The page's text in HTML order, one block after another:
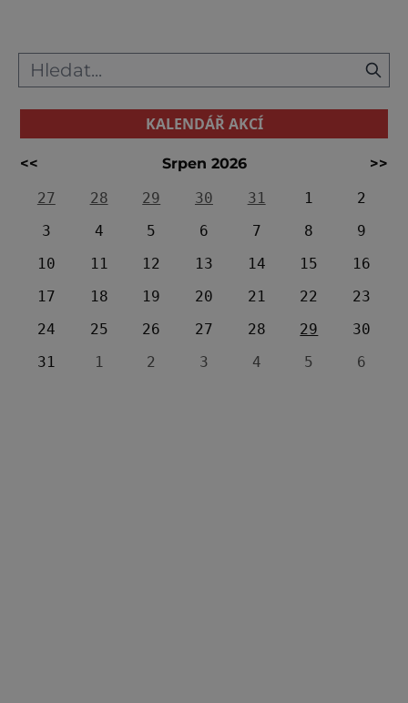
naším letopočtem, tedy o více než
KALENDÁŘ AKCÍ
<< Srpen 2026
>>
27
28 29 30 31 1
2
3
4 5 6 7 8
9
10
11 12 13 14 15
16
17
18 19 20 21 22
23
24
25 26 27 28 29
30
31
1 2 3 4 5 6